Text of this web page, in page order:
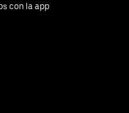
con la app